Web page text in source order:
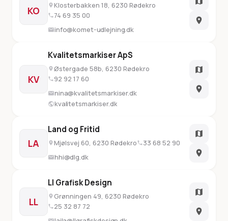
KO
Klosterbakken 18, 6230 Rødekro
74 69 35 00
info@komet-udlejning.dk
KV
Kvalitetsmarkiser ApS
Østergade 58b, 6230 Rødekro
92 92 17 60
nina@kvalitetsmarkiser.dk
kvalitetsmarkiser.dk
LA
Land og Fritid
Mjølsvej 60, 6230 Rødekro
33 68 52 90
hhi@dlg.dk
LL
Ll Grafisk Design
Grønningen 49, 6230 Rødekro
25 32 87 72